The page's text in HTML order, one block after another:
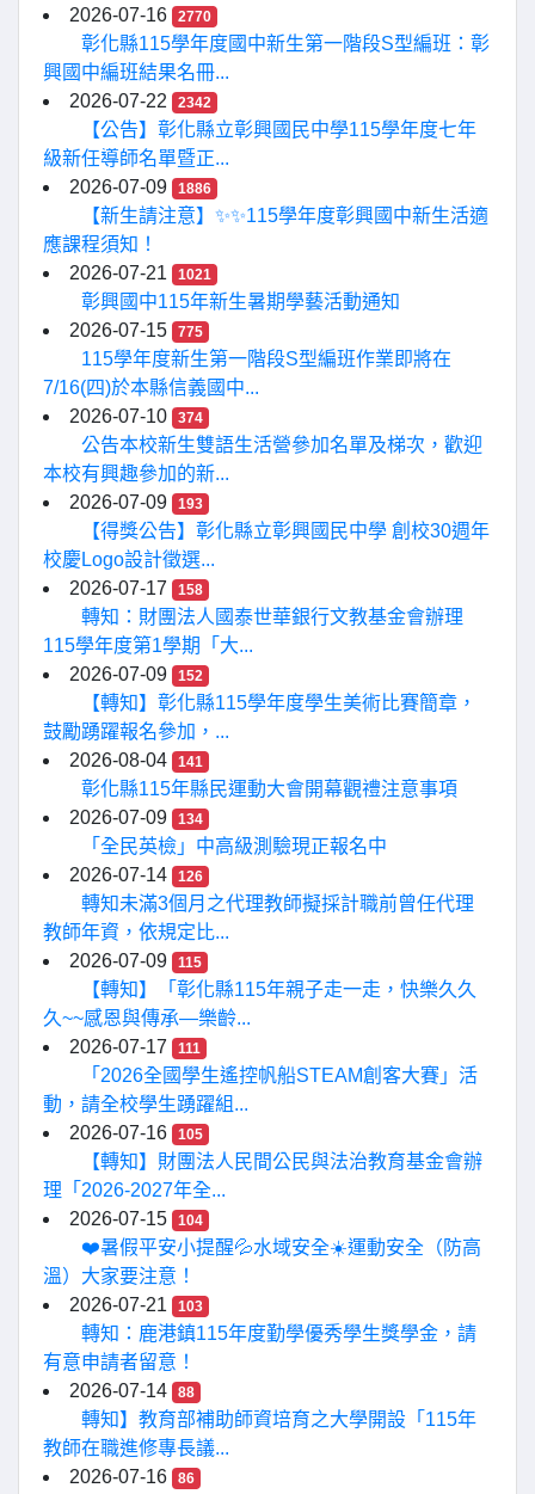
2026-07-16 2770
彰化縣115學年度國中新生第一階段S型編班：彰
興國中編班結果名冊...
2026-07-22
2342
【公告】彰化縣立彰興國民中學115學年度七年
級新任導師名單暨正...
2026-07-09
1886
【新生請注意】✨✨115學年度彰興國中新生活適
應課程須知！
2026-07-21
1021
彰興國中115年新生暑期學藝活動通知
2026-07-15
775
115學年度新生第一階段S型編班作業即將在
7/16(四)於本縣信義國中...
2026-07-10
374
公告本校新生雙語生活營參加名單及梯次，歡迎
本校有興趣參加的新...
2026-07-09
193
【得獎公告】彰化縣立彰興國民中學 創校30週年
校慶Logo設計徵選...
2026-07-17
158
轉知：財團法人國泰世華銀行文教基金會辦理
115學年度第1學期「大...
2026-07-09
152
【轉知】彰化縣115學年度學生美術比賽簡章，
鼓勵踴躍報名參加，...
2026-08-04
141
彰化縣115年縣民運動大會開幕觀禮注意事項
2026-07-09
134
「全民英檢」中高級測驗現正報名中
2026-07-14
126
轉知未滿3個月之代理教師擬採計職前曾任代理
教師年資，依規定比...
2026-07-09
115
【轉知】「彰化縣115年親子走一走，快樂久久
久~~感恩與傳承—樂齡...
2026-07-17
111
「2026全國學生遙控帆船STEAM創客大賽」活
動，請全校學生踴躍組...
2026-07-16
105
【轉知】財團法人民間公民與法治教育基金會辦
理「2026-2027年全...
2026-07-15
104
❤️暑假平安小提醒💦水域安全☀️運動安全（防高
溫）大家要注意！
2026-07-21
103
轉知：鹿港鎮115年度勤學優秀學生獎學金，請
有意申請者留意！
2026-07-14
88
轉知】教育部補助師資培育之大學開設「115年
教師在職進修專長議...
2026-07-16
86